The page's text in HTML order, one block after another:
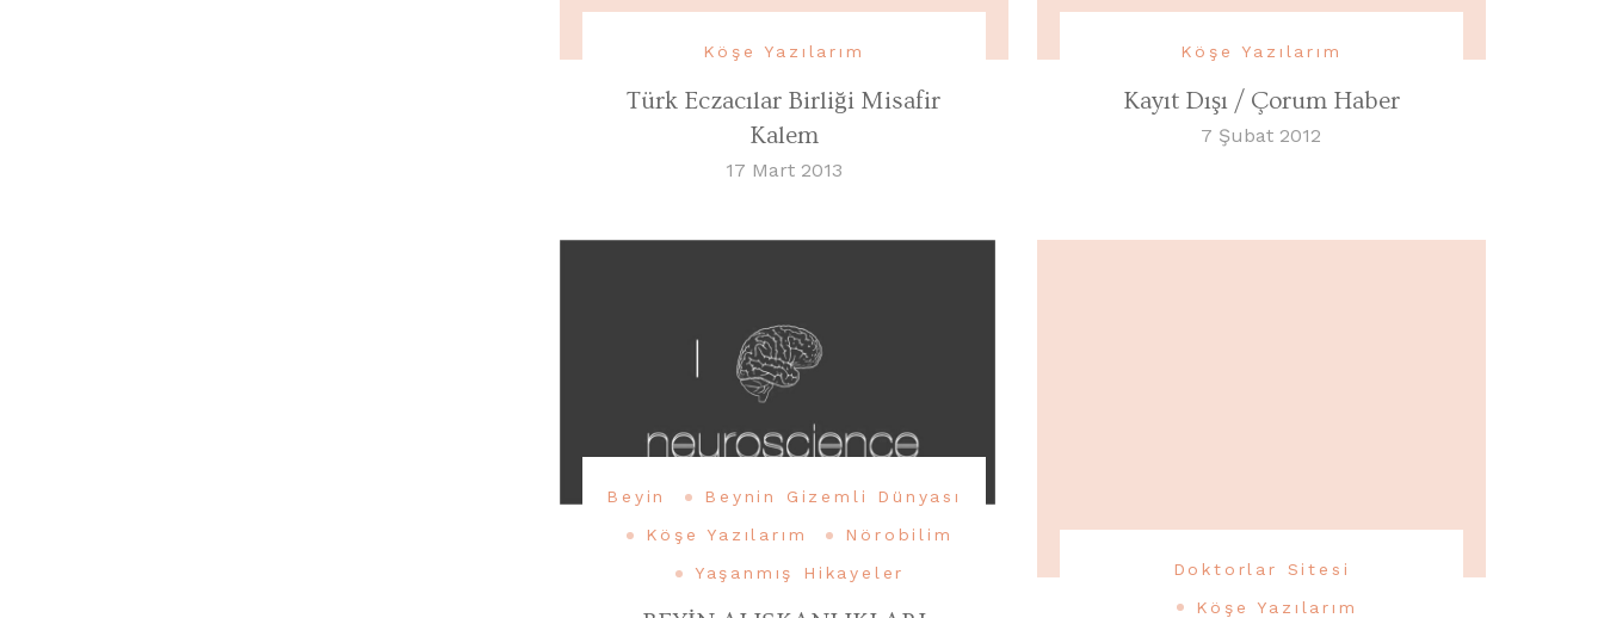
Köşe Yazılarım
Türk Eczacılar Birliği Misafir
Kalem
17 Mart 2013
Köşe Yazılarım
Kayıt Dışı / Çorum Haber
7 Şubat 2012
Beyin
Beynin Gizemli Dünyası
Köşe Yazılarım
Nörobilim
Yaşanmış Hikayeler
Doktorlar Sitesi
Köşe Yazılarım